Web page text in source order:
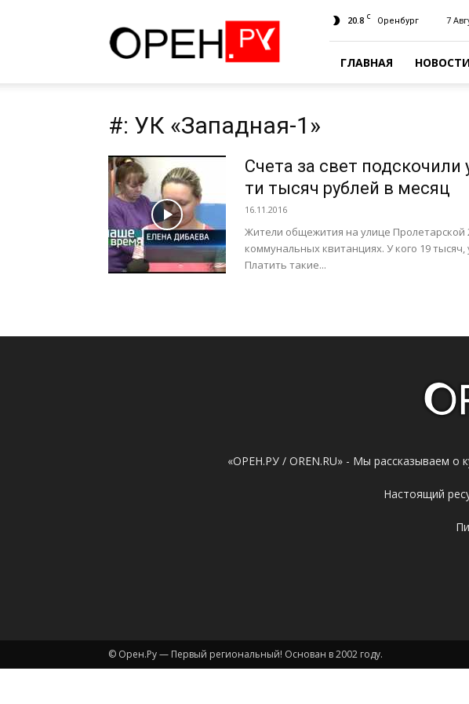
20.8 C Оренбург 7
ГЛАВНАЯ
#: УК «Западная-1»
Счета за свет подскочили
ти тысяч рублей в месяц
16.11.2016
Жители общежития на улице
коммунальных квитанциях. У кого 19 тысяч,
Платить такие...
«ОРЕН.РУ / OREN.RU» - Мы рассказываем о
Настоящий
© Орен.Ру — Первый региональный! Основан в 2002 году.